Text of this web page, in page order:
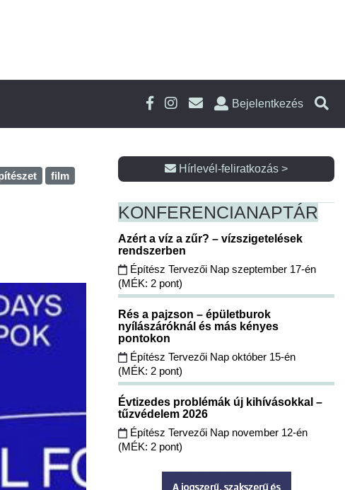
Bejelentkezés
film
Hírlevél-feliratkozás >
KONFERENCIANAPTÁR
Azért a víz a zűr? – vízszigetelések
rendszerben
Építész Tervezői Nap szeptember 17-én
(MÉK: 2 pont)
Rés a pajzson – épületburok
nyílászáróknál és más kényes
pontokon
Építész Tervezői Nap október 15-én
(MÉK: 2 pont)
Évtizedes problémák új kihívásokkal –
tűzvédelem 2026
Építész Tervezői Nap november 12-én
(MÉK: 2 pont)